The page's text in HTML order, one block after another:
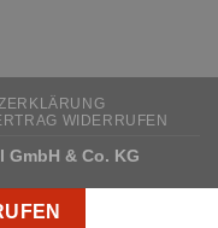
WIDERRUFEN
GmbH & Co. KG